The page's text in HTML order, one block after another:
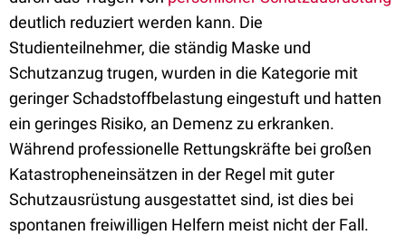
deutlich reduziert werden kann. Die
Studienteilnehmer, die ständig Maske und
Schutzanzug trugen, wurden in die Kategorie mit
geringer Schadstoffbelastung eingestuft und hatten
ein geringes Risiko, an Demenz zu erkranken.
Während professionelle Rettungskräfte bei großen
Katastropheneinsätzen in der Regel mit guter
Schutzausrüstung ausgestattet sind, ist dies bei
spontanen freiwilligen Helfern meist nicht der Fall.